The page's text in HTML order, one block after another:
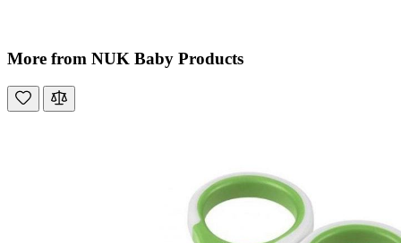
More from NUK Baby Products